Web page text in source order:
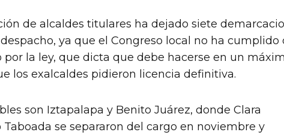
de alcaldes titulares ha dejado siete
ya que el Congreso local no ha cumplido
por la ley, que dicta que debe hacerse en un
los exalcaldes pidieron licencia definitiva.
son Iztapalapa y Benito Juárez, donde Clara
se separaron del cargo en noviembre y